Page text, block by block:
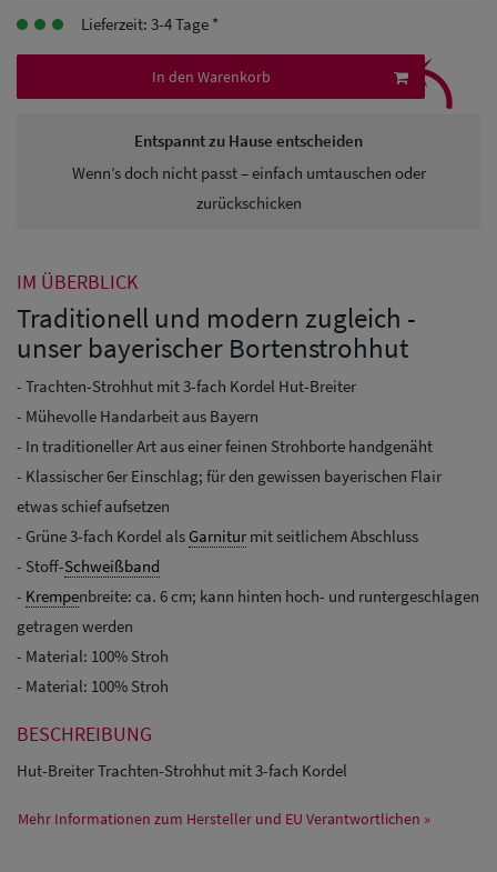
Herren
Sonnenschilder
& Visoren
Lieferzeit: 3-4 Tage *
In den Warenkorb
Entspannt zu Hause entscheiden
Wenn’s doch nicht passt – einfach umtauschen oder
zurückschicken
⤹
IM ÜBERBLICK
Traditionell und modern zugleich -
unser bayerischer Bortenstrohhut
- Trachten-Strohhut mit 3-fach Kordel Hut-Breiter
- Mühevolle Handarbeit aus Bayern
- In traditioneller Art aus einer feinen Strohborte handgenäht
- Klassischer 6er Einschlag; für den gewissen bayerischen Flair
etwas schief aufsetzen
- Grüne 3-fach Kordel als Garnitur mit seitlichem Abschluss
- Stoff-Schweißband
- Krempenbreite: ca. 6 cm; kann hinten hoch- und runtergeschlagen
getragen werden
- Material: 100% Stroh
- Material: 100% Stroh
BESCHREIBUNG
Hut-Breiter Trachten-Strohhut mit 3-fach Kordel
Mehr Informationen zum Hersteller und EU Verantwortlichen »